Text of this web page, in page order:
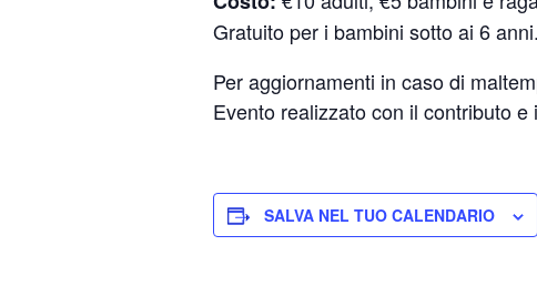
Gratuito per i bambini sotto ai 6 anni.
Per aggiornamenti in caso di
Evento realizzato con il contributo
SALVA NEL TUO CALENDARIO